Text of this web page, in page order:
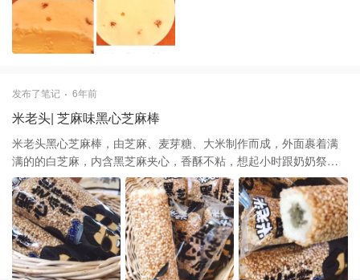
葡萄干这款，下次去看到得多囤几盒啦🤣
发布了笔记 6年前
米老头| 芝麻味黑心芝麻棒
米老头黑心芝麻棒，由芝麻、麦芽糖、大米制作而成，外面裹着满
满的的白芝麻，内含黑芝麻夹心，香酥不粘，想起小时跟奶奶祭灶
神，那时都必有一碗芝麻棒，还是熟悉的味道，一大包里面还有独
立小包装，一包才2.19，超实惠，值得回购